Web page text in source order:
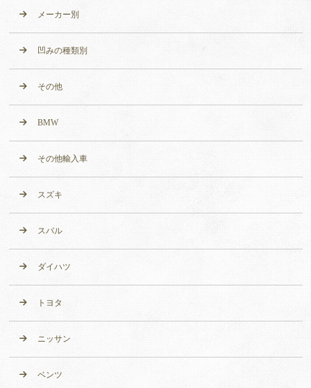
メーカー別
凹みの種類別
その他
BMW
その他輸入車
スズキ
スバル
ダイハツ
トヨタ
ニッサン
ベンツ